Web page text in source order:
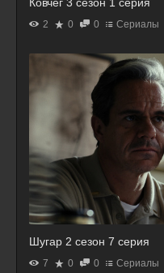
2 0 0 Сериалы
Шугар 2 сезон 7 серия
7 0 0 Сериалы